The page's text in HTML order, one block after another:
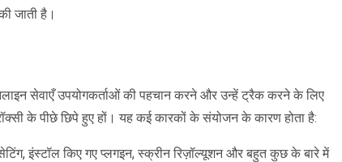
जाती है।
सेवाएँ उपयोगकर्ताओं की पहचान करने और उन्हें ट्रैक करने के लिए
के पीछे छिपे हुए हों। यह कई कारकों के संयोजन के कारण होता है:
इंस्टॉल किए गए प्लगइन, स्क्रीन रिज़ॉल्यूशन और बहुत कुछ के बारे में